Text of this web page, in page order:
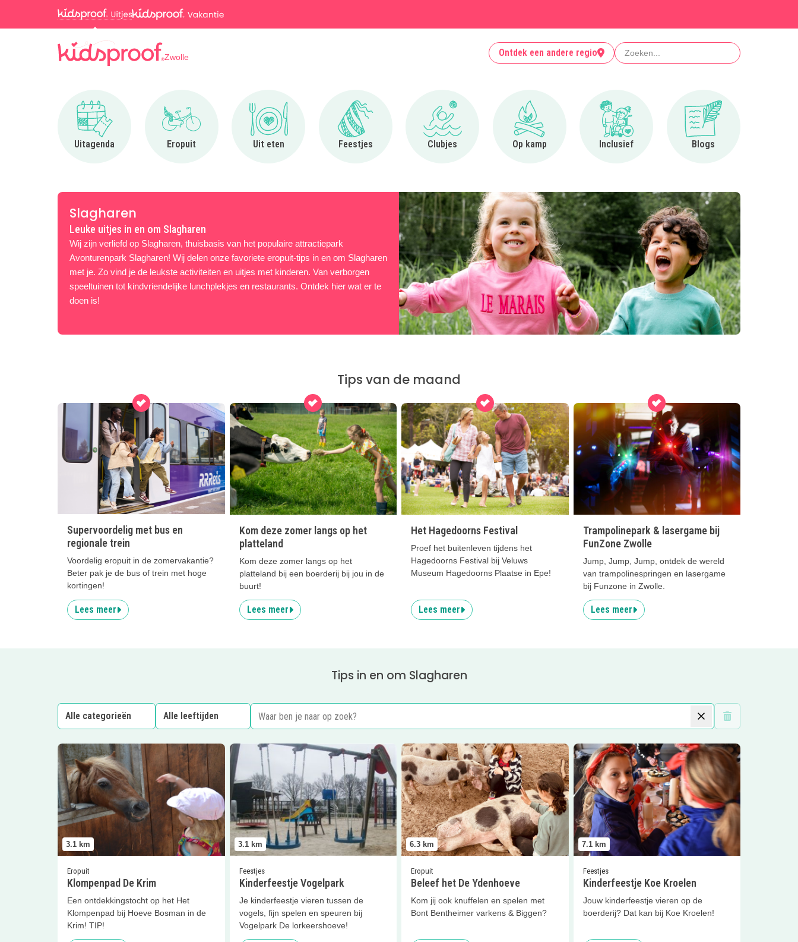
Zwolle Ontdek een andere regio Zoeken
Uitagenda
Ga naar Uitagenda
Eropuit
Ga naar Eropuit
Uit eten
Ga naar Uit eten
Feestjes
Ga naar Feestjes
Clubjes
Ga naar Clubjes
Op kamp
Ga naar Op kamp
Inclusief
Ga naar Inclusief
Blogs
Ga naar Blogs
Slagharen
Leuke uitjes in en om Slagharen
Wij zijn verliefd op Slagharen, thuisbasis van het populaire attractiepark
Avonturenpark Slagharen! Wij delen onze favoriete eropuit-tips in en om Slagharen
met je. Zo vind je de leukste activiteiten en uitjes met kinderen. Van verborgen
speeltuinen tot kindvriendelijke lunchplekjes en restaurants. Ontdek hier wat er te
doen is!
Tips van de maand
Supervoordelig met bus en
regionale trein
Voordelig eropuit in de zomervakantie?
Beter pak je de bus of trein met hoge
kortingen!
Lees meer
Kom deze zomer langs op het
platteland
Kom deze zomer langs op het
platteland bij een boerderij bij jou in de
buurt!
Lees meer
Het Hagedoorns Festival
Proef het buitenleven tijdens het
Hagedoorns Festival bij Veluws
Museum Hagedoorns Plaatse in Epe!
Lees meer
Trampolinepark & lasergame bij
FunZone Zwolle
Jump, Jump, Jump, ontdek de wereld
van trampolinespringen en lasergame
bij Funzone in Zwolle.
Lees meer
Tips in en om Slagharen
Wis filters
3.1 km
Eropuit
Klompenpad De Krim
Een ontdekkingstocht op het Het
Klompenpad bij Hoeve Bosman in de
Krim! TIP!
Lees meer Klompenpad De Krim
3.1 km
Feestjes
Kinderfeestje Vogelpark
Je kinderfeestje vieren tussen de
vogels, fijn spelen en speuren bij
Vogelpark De lorkeershoeve!
Lees meer Kinderfeestje Vogelpark
6.3 km
Eropuit
Beleef het De Ydenhoeve
Kom jij ook knuffelen en spelen met
Bont Bentheimer varkens & Biggen?
Lees meer Beleef het De Ydenhoeve
7.1 km
Feestjes
Kinderfeestje Koe Kroelen
Jouw kinderfeestje vieren op de
boerderij? Dat kan bij Koe Kroelen!
Lees meer Kinderfeestje Koe Kroelen